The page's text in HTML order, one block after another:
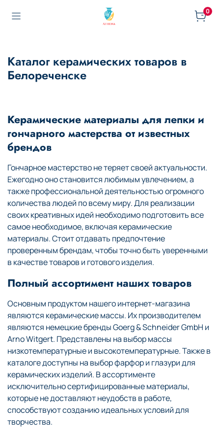
0
Каталог керамических товаров в
Белореченске
Керамические материалы для лепки и
гончарного мастерства от известных
брендов
Гончарное мастерство не теряет своей актуальности.
Ежегодно оно становится любимым увлечением, а
также профессиональной деятельностью огромного
количества людей по всему миру. Для реализации
своих креативных идей необходимо подготовить все
самое необходимое, включая керамические
материалы. Стоит отдавать предпочтение
проверенным брендам, чтобы точно быть уверенными
в качестве товаров и готового изделия.
Полный ассортимент наших товаров
Основным продуктом нашего интернет-магазина
являются керамические массы. Их производителем
являются немецкие бренды Goerg & Schneider GmbH и
Arno Witgert. Представлены на выбор массы
низкотемпературные и высокотемпературные. Также в
каталоге доступны на выбор фарфор и глазури для
керамических изделий. В ассортименте
исключительно сертифицированные материалы,
которые не доставляют неудобств в работе,
способствуют созданию идеальных условий для
творчества.